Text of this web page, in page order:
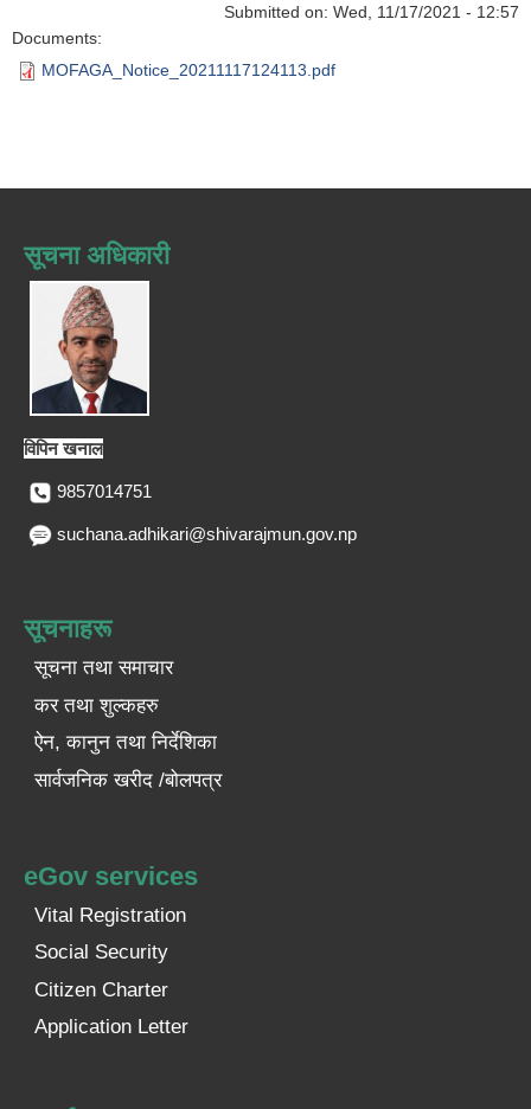
Submitted on: Wed, 11/17/2021 - 12:57
Documents:
MOFAGA_Notice_20211117124113.pdf
सूचना अधिकारी
विपिन खनाल
9857014751
suchana.adhikari@shivarajmun.gov.np
सूचनाहरू
सूचना तथा समाचार
कर तथा शुल्कहरु
ऐन, कानुन तथा निर्देशिका
सार्वजनिक खरीद /बोलपत्र
eGov services
Vital Registration
Social Security
Citizen Charter
Application Letter